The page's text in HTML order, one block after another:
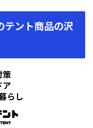
テント商品の沢